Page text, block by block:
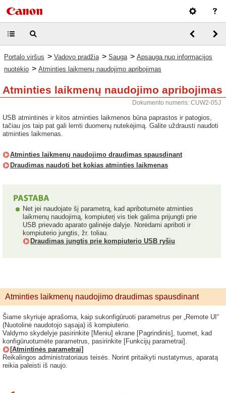
Portalo viršus > Vadovo pradžia > Sauga > Apsauga nuo informacijos
nuotėkio > Atminties laikmenų naudojimo apribojimas
Atminties laikmenų naudojimo apribojimas
Dokumento numeris: CUW2-05J
USB atmintinės ir kitos atminties laikmenos būna paprastos ir patogios,
tačiau jos taip pat gali lemti duomenų nutekėjimą. Galite uždrausti naudoti
atminties laikmenas.
Atminties laikmenų naudojimo draudimas spausdinant
Draudimas naudoti bet kokias atminties laikmenas
Net jei naudojate šį parametrą, kad apribotumėte atminties
laikmenų naudojimą, kompiuterį vis tiek galima prijungti prie
USB prievado aparato galinėje dalyje. Norėdami apriboti ir
kompiuterio jungtis, žr. toliau.
Draudimas jungtis prie kompiuterio USB ryšiu
Atminties laikmenų naudojimo draudimas spausdinant
Šiame skyriuje aprašoma, kaip sukonfigūruoti parametrus per „Remote UI“
(Nuotolinė naudotojo sąsaja) iš kompiuterio.
Valdymo skydelyje pasirinkite [Meniu] ekrane [Pagrindinis], tuomet, kad
konfigūruotumėte parametrus, pasirinkite [Funkcijų parametrai].
[Atmintinės parametrai]
Reikalingos administratoriaus teisės. Norint pritaikyti nustatymus, aparatą
reikia paleisti iš naujo.